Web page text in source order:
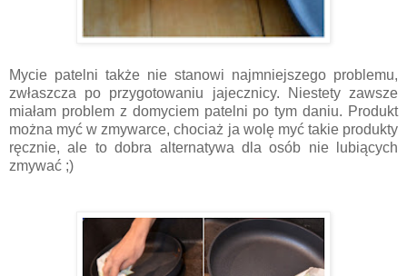
Mycie patelni także nie stanowi najmniejszego problemu,
zwłaszcza po przygotowaniu jajecznicy. Niestety zawsze
miałam problem z domyciem patelni po tym daniu. Produkt
można myć w zmywarce, chociaż ja wolę myć takie produkty
ręcznie, ale to dobra alternatywa dla osób nie lubiących
zmywać ;)